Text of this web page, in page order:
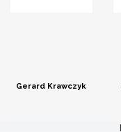
Gerard Krawczyk